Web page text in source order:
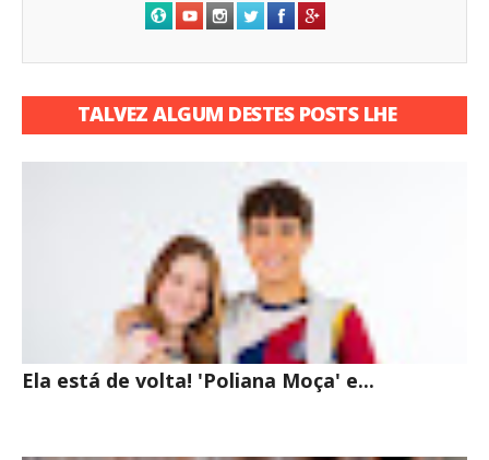
TALVEZ ALGUM DESTES POSTS LHE
Ela está de volta! 'Poliana Moça' e...